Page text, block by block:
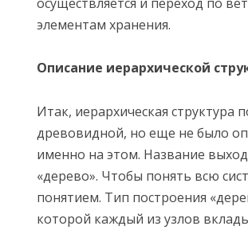
элементам хранения.
Описание иерархической
Итак, иерархическая структура
древовидной, но еще не было
именно на этом. Название
«дерево». Чтобы понять всю
понятием. Тип построения
которой каждый из узлов